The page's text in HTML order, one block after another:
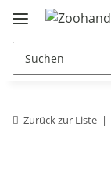
Zurück zur Liste